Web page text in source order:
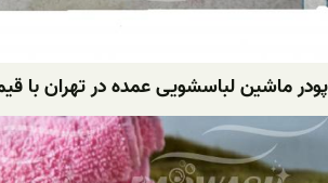
پودر ماشین لباسشویی عمده در تهران با